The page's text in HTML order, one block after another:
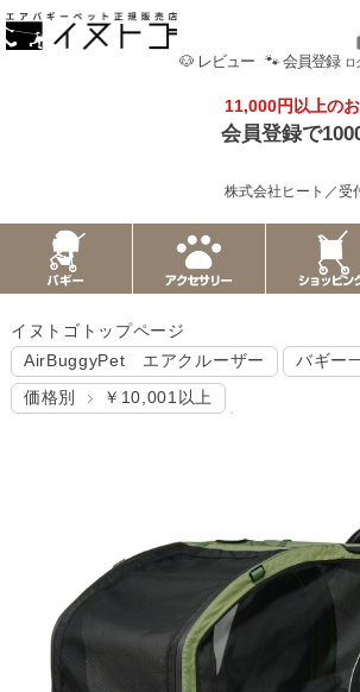
11,000円以上の
会員登録で
株式会社ヒート／受
🐶 レビュー 🐾 会員登録 ロ
イヌトゴトップページ
AirBuggyPet エアクルーザー
バギー
価格別 ￥10,001以上